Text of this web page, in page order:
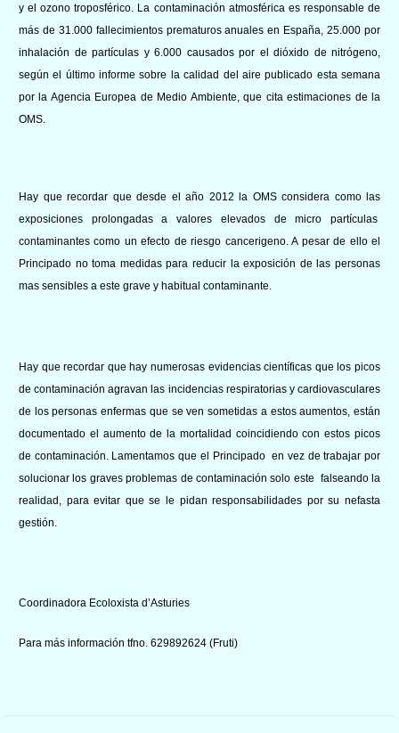
y el ozono troposférico. La contaminación atmosférica es responsable de
más de 31.000 fallecimientos prematuros anuales en España, 25.000 por
inhalación de partículas y 6.000 causados por el dióxido de nitrógeno,
según el último informe sobre la calidad del aire publicado esta semana
por la Agencia Europea de Medio Ambiente, que cita estimaciones de la
OMS.
Hay que recordar que desde el año 2012 la OMS considera como las
exposiciones prolongadas a valores elevados de micro partículas
contaminantes como un efecto de riesgo cancerigeno. A pesar de ello el
Principado no toma medidas para reducir la exposición de las personas
mas sensibles a este grave y habitual contaminante.
Hay que recordar que hay numerosas evidencias científicas que los picos
de contaminación agravan las incidencias respiratorias y cardiovasculares
de los personas enfermas que se ven sometidas a estos aumentos, están
documentado el aumento de la mortalidad coincidiendo con estos picos
de contaminación. Lamentamos que el Principado en vez de trabajar por
solucionar los graves problemas de contaminación solo este falseando la
realidad, para evitar que se le pidan responsabilidades por su nefasta
gestión.
Coordinadora Ecoloxista d’Asturies
Para más información tfno. 629892624 (Fruti)